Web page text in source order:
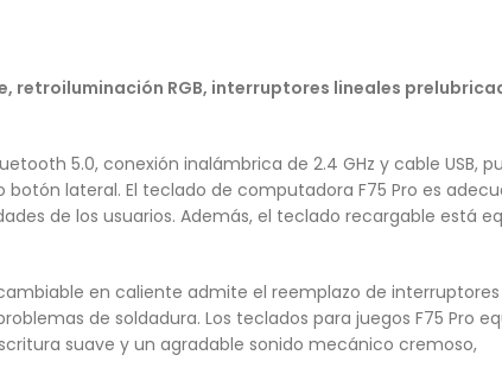
retroiluminación RGB, interruptores lineales
5.0, conexión inalámbrica de 2.4 GHz y cable USB,
lateral. El teclado de computadora F75 Pro es
de los usuarios. Además, el teclado recargable está
en caliente admite el reemplazo de interruptores
de soldadura. Los teclados para juegos F75 Pro
suave y un agradable sonido mecánico cremoso,